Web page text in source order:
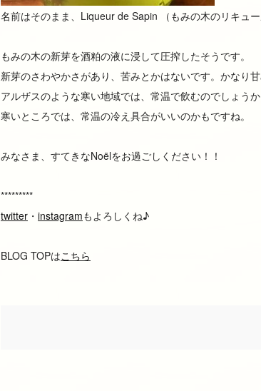
名前はそのまま、Liqueur de Sapin （もみの木のリキュー
もみの木の新芽を酒粕の液に浸して圧搾したそうです。
新芽のさわやかさがあり、苦みとかはないです。かなり
アルザスのような寒い地域では、常温で飲むのでしょう
寒いところでは、常温の冷え具合がいいのかもですね。
みなさま、すてきなNoëlをお過ごしください！！
*********
twitter ・ instagramもよろしくね♪
BLOG TOPはこちら